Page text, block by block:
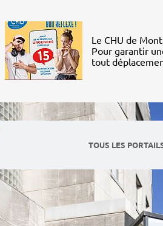
Le CHU de
Pour garantir
tout
TOUS LES